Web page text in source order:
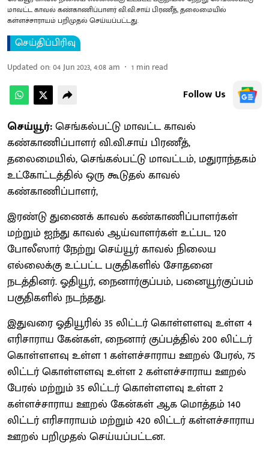
மாவட்ட காவல் கண்காணிப்பாளர் வி.வி.சாய் பிரணீத், தலைமையில்
கள்ளச்சாராயம் பறிமுதல் செய்யப்பட்டது.
செய்திப்பிரிவு
Updated on:04 Jun 2023, 4:08 am 1 min read
Follow Us
செய்யூர்:செங்கல்பட்டு மாவட்ட காவல்
கண்காணிப்பாளர் வி.வி.சாய் பிரணீத்,
தலைமையில், செங்கல்பட்டு மாவட்டம், மதுராந்தகம்
உட்கோட்டத்தில் ஒரு கூடுதல் காவல்
கண்காணிப்பாளர்,
இரண்டு துணைக் காவல் கண்காணிப்பாளர்கள்
மற்றும் ஐந்து காவல் ஆய்வாளர்கள் உட்பட 120
போலீஸார் நேற்று செய்யூர் காவல் நிலைய
எல்லைக்கு உட்பட்ட பகுதிகளில் சோதனை
நடத்தினர். ஓதியூர், நைனார்குப்பம், பனையூர்குப்பம்
பகுதிகளில் நடந்தது.
இதுவரை ஓதியூரில் 35 லிட்டர் கொள்ளளவு உள்ள 4
எரிசாராய கேன்கள், நைனார் குப்பத்தில் 200 லிட்டர்
கொள்ளளவு உள்ள 1 கள்ளச்சாராய ஊறல் பேரல், 75
லிட்டர் கொள்ளளவு உள்ள 2 கள்ளச்சாராய ஊறல்
பேரல் மற்றும் 35 லிட்டர் கொள்ளளவு உள்ள 2
கள்ளச்சாராய ஊறல் கேன்கள் ஆக மொத்தம் 140
லிட்டர் எரிசாராயம் மற்றும் 420 லிட்டர் கள்ளச்சாராய
ஊறல் பறிமுதல் செய்யப்பட்டன.